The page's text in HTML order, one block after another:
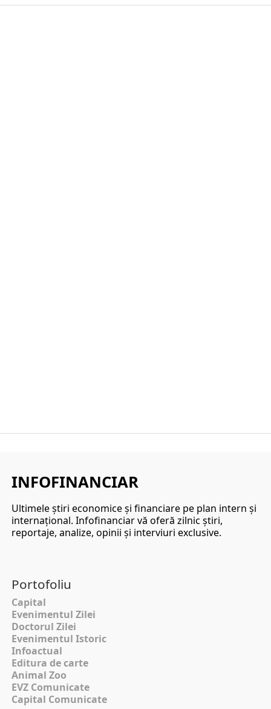
INFOFINANCIAR
Ultimele ştiri economice şi financiare pe plan intern şi
internaţional. Infofinanciar vă oferă zilnic ştiri,
reportaje, analize, opinii şi interviuri exclusive.
Portofoliu
Capital
Evenimentul Zilei
Doctorul Zilei
Evenimentul Istoric
Infoactual
Editura de carte
Animal Zoo
EVZ Comunicate
Capital Comunicate